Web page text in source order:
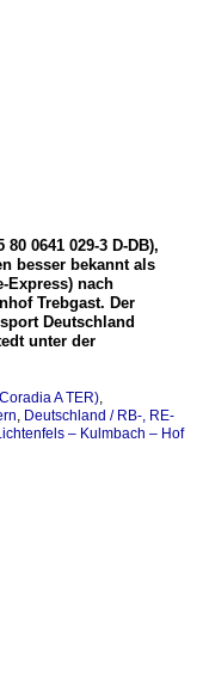
0641 029-3 D-DB),
besser bekannt als
Express) nach
Trebgast. Der
Deutschland
unter der
A TER)
Deutschland / RB-, RE-
– Kulmbach – Hof